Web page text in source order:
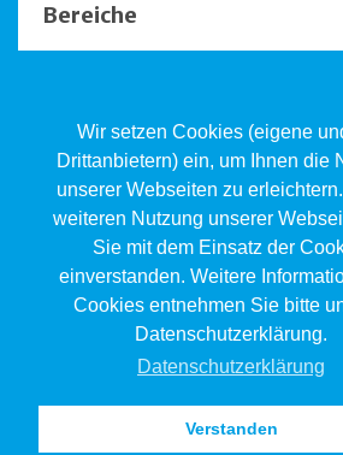
Wir setzen Cookies (eigene
Drittanbietern) ein, um Ihnen die
unserer Webseiten zu
weiteren Nutzung unserer
Sie mit dem Einsatz der
einverstanden. Weitere
Cookies entnehmen Sie bitte
Datenschutzerklärung.
Datenschutzerklärung
Verstanden
Bereiche
Kind.Jugend.Familie KJF
Poststrasse 2, Postfach, 4410 Liestal
061 551 17 77
kjf@jsw.swiss